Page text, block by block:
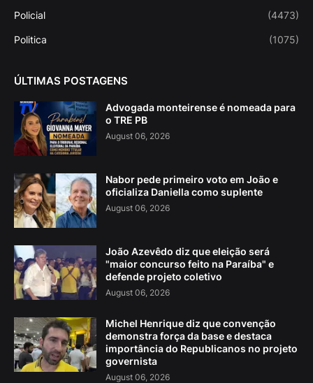
Policial (4473)
Politica (1075)
ÚLTIMAS POSTAGENS
Advogada monteirense é nomeada para
o TRE PB
August 06, 2026
Nabor pede primeiro voto em João e
oficializa Daniella como suplente
August 06, 2026
João Azevêdo diz que eleição será
"maior concurso feito na Paraíba" e
defende projeto coletivo
August 06, 2026
Michel Henrique diz que convenção
demonstra força da base e destaca
importância do Republicanos no projeto
governista
August 06, 2026